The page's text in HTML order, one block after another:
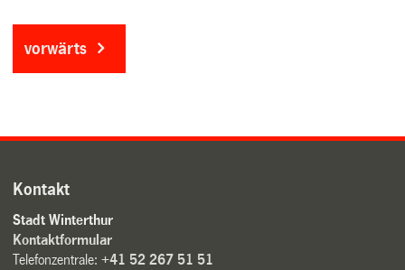
vorwärts
Kontakt
Stadt Winterthur
Kontaktformular
Telefonzentrale:+41 52 267 51 51